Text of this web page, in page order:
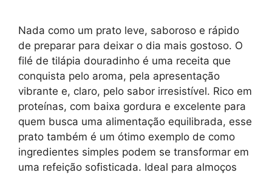
Nada como um prato leve, saboroso e rápido
de preparar para deixar o dia mais gostoso. O
filé de tilápia douradinho é uma receita que
conquista pelo aroma, pela apresentação
vibrante e, claro, pelo sabor irresistível. Rico em
proteínas, com baixa gordura e excelente para
quem busca uma alimentação equilibrada, esse
prato também é um ótimo exemplo de como
ingredientes simples podem se transformar em
uma refeição sofisticada. Ideal para almoços